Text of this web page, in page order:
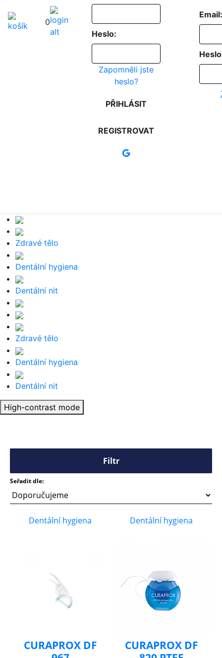
0
Heslo:
Zapomněli jste
heslo?
PŘIHLÁSIT
REGISTROVAT
Email:
Zdravé tělo
Dentální hygiena
Dentální nit
Zdravé tělo
Dentální hygiena
Dentální nit
High-contrast mode
Filtr
Seřadit dle:
Dentální hygiena
CURAPROX DF
Dentální hygiena
CURAPROX DF